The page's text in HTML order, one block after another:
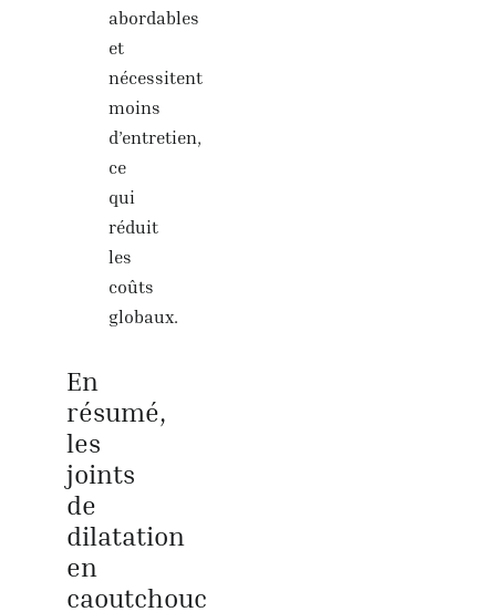
abordables
et
nécessitent
moins
d’entretien,
ce
qui
réduit
les
coûts
globaux.
En
résumé,
les
joints
de
dilatation
en
caoutchouc